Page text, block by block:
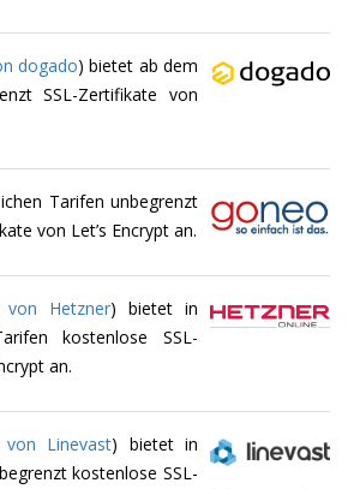
dogado) bietet ab dem
SSL-Zertifikate von
Tarifen unbegrenzt
von Let’s Encrypt an.
Hetzner) bietet in
kostenlose SSL-
an.
Linevast) bietet in
kostenlose SSL-